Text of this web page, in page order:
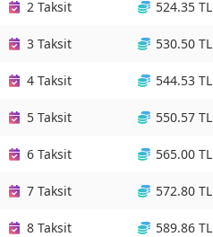
2 Taksit 524.35 TL
3 Taksit 530.50 TL
4 Taksit 544.53 TL
5 Taksit 550.57 TL
6 Taksit 565.00 TL
7 Taksit 572.80 TL
8 Taksit 589.86 TL